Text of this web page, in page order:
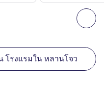
นของเราที่อยู่ใกล้เคียง ถั
นของเราที่อยู่ใกล้เคียง 1 :,
โรงแรมใน หลานโจว